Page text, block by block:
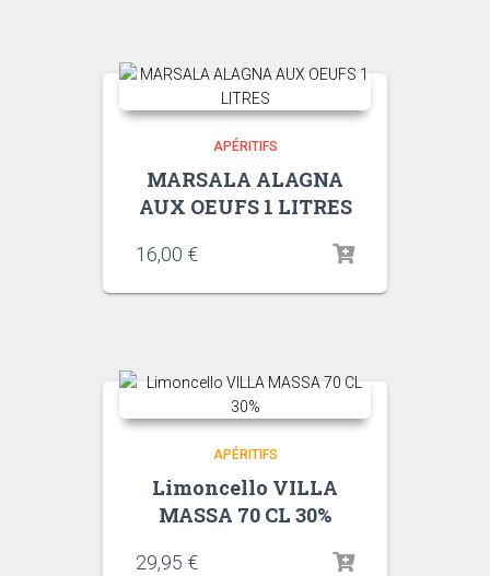
APÉRITIFS
MARSALA ALAGNA
AUX OEUFS 1 LITRES
16,00 €
APÉRITIFS
Limoncello VILLA
MASSA 70 CL 30%
29,95 €